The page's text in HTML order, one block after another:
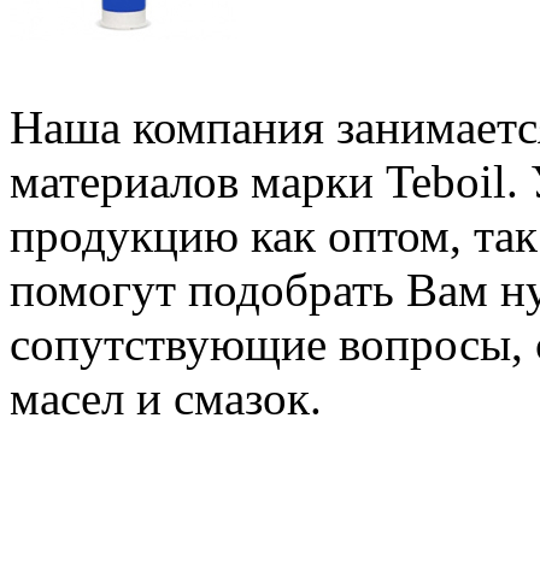
Наша компания
материалов марки
продукцию как оптом,
помогут подобрать Вам
сопутствующие вопросы,
масел и смазок.